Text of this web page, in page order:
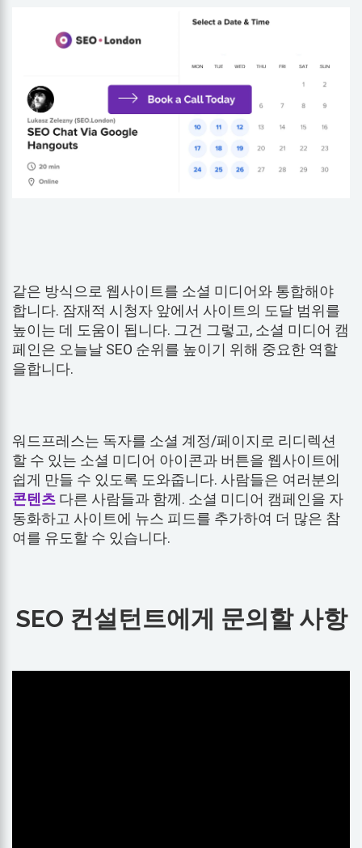
같은 방식으로 웹사이트를 소셜 미디어와 통합해야
합니다. 잠재적 시청자 앞에서 사이트의 도달 범위를
높이는 데 도움이 됩니다. 그건 그렇고, 소셜 미디어 캠
페인은 오늘날 SEO 순위를 높이기 위해 중요한 역할
을합니다.
워드프레스는 독자를 소셜 계정/페이지로 리디렉션
할 수 있는 소셜 미디어 아이콘과 버튼을 웹사이트에
쉽게 만들 수 있도록 도와줍니다. 사람들은 여러분의
콘텐츠 다른 사람들과 함께. 소셜 미디어 캠페인을 자
동화하고 사이트에 뉴스 피드를 추가하여 더 많은 참
여를 유도할 수 있습니다.
SEO 컨설턴트에게 문의할 사항